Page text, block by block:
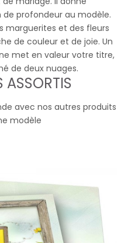
profondeur au modèle.
marguerites et des fleurs
de couleur et de joie. Un
met en valeur votre titre,
de deux nuages.
ASSORTIS
avec nos autres produits
modèle